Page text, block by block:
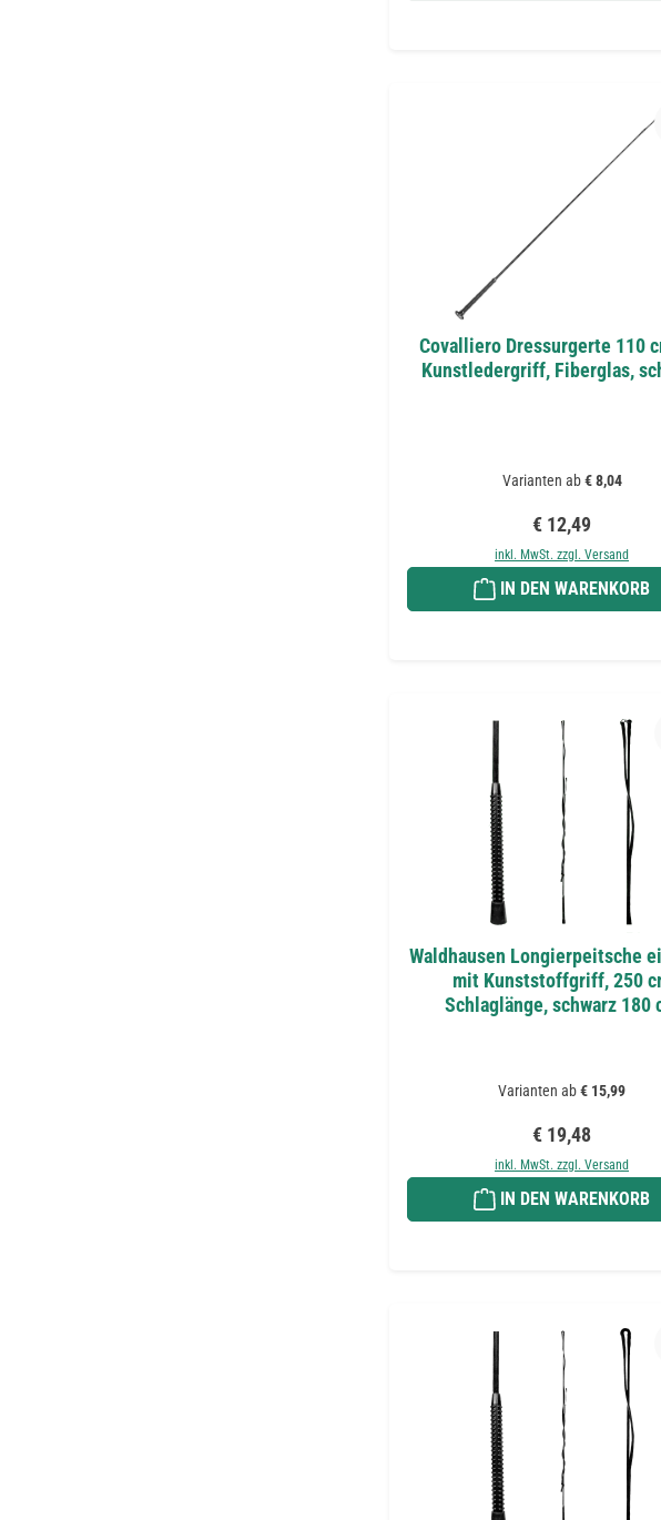
Covalliero Dressurgerte 110
Kunstledergriff, Fiberglas,
Varianten ab€ 8,04
Regulärer Preis:
€ 12,49
inkl. MwSt. zzgl. Versand
IN DEN WARENKORB
Waldhausen Longierpeitsche
mit Kunststoffgriff, 250
Schlaglänge, schwarz 180
Varianten ab€ 15,99
Regulärer Preis:
€ 19,48
inkl. MwSt. zzgl. Versand
IN DEN WARENKORB